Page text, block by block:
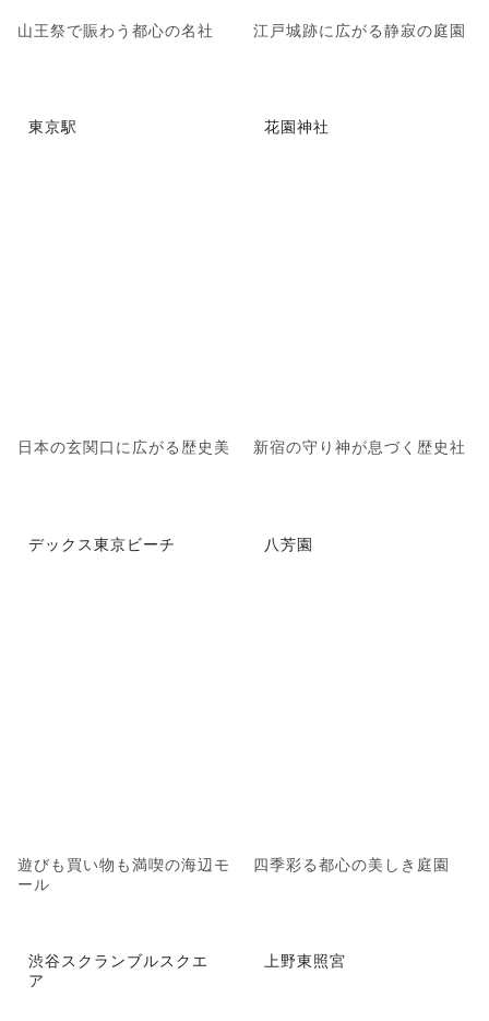
山王祭で賑わう都心の名社 江戸城跡に広がる静寂の庭園
東京駅
日本の玄関口に広がる歴史美
花園神社
新宿の守り神が息づく歴史社
デックス東京ビーチ
遊びも買い物も満喫の海辺モ
ール
八芳園
四季彩る都心の美しき庭園
渋谷スクランブルスクエ
ア
上野東照宮